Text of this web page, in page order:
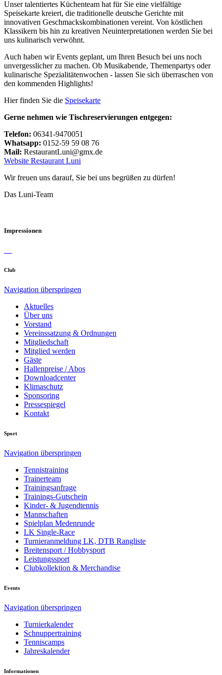
Unser talentiertes Küchenteam hat für Sie eine vielfältige
Speisekarte kreiert, die traditionelle deutsche Gerichte mit
innovativen Geschmackskombinationen vereint. Von köstlichen
Klassikern bis hin zu kreativen Neuinterpretationen werden Sie bei
uns kulinarisch verwöhnt.
Auch haben wir Events geplant, um Ihren Besuch bei uns noch
unvergesslicher zu machen. Ob Musikabende, Themenpartys oder
kulinarische Spezialitätenwochen - lassen Sie sich überraschen von
den kommenden Highlights!
Hier finden Sie die Speisekarte
Gerne nehmen wie Tischreservierungen entgegen:
Telefon: 06341-9470051
Whatsapp: 0152-59 59 08 76
Mail: RestaurantLuni@gmx.de
Website Restaurant Luni
Wir freuen uns darauf, Sie bei uns begrüßen zu dürfen!
Das Luni-Team
Impressionen
Club
Navigation überspringen
Aktuelles
Über uns
Vorstand
Vereinssatzung & Ordnungen
Mitgliedschaft
Mitglied werden
Gäste
Hallenpreise / Abos
Downloadcenter
Klimaschutz
Sponsoring
Pressespiegel
Kontakt
Sport
Navigation überspringen
Tennistraining
Trainerteam
Trainingsanfrage
Trainings-Gutschein
Kinder- & Jugendtennis
Mannschaften
Spielplan Medenrunde
LK Single-Race
Turnieranmeldung LK, DTB Rangliste
Breitensport / Hobbysport
Leistungssport
Clubkollektion & Merchandise
Events
Navigation überspringen
Turnierkalender
Schnuppertraining
Tenniscamps
Jahreskalender
Informationen